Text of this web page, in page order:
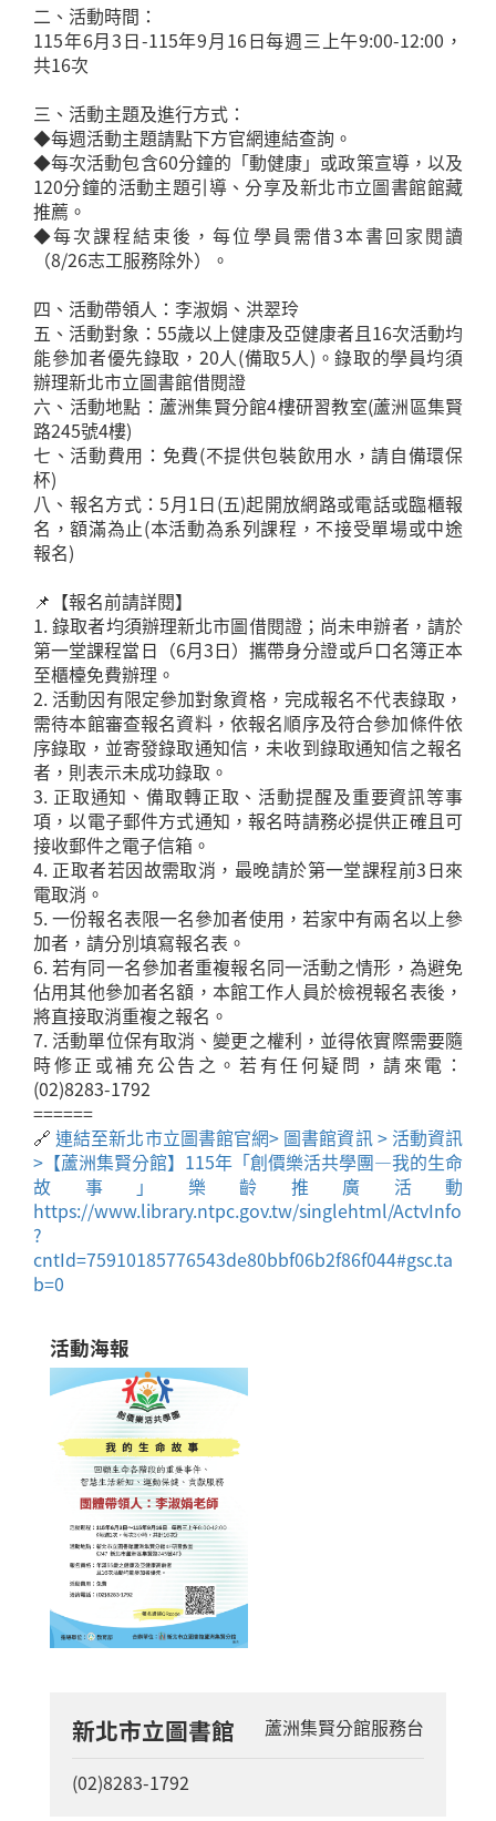
二、活動時間：
115年6月3日-115年9月16日每週三上午9:00-12:00，
共16次
三、活動主題及進行方式：
◆每週活動主題請點下方官網連結查詢。
◆每次活動包含60分鐘的「動健康」或政策宣導，以及
120分鐘的活動主題引導、分享及新北市立圖書館館藏
推薦。
◆每次課程結束後，每位學員需借3本書回家閱讀
（8/26志工服務除外）。
四、活動帶領人：李淑娟、洪翠玲
五、活動對象：55歲以上健康及亞健康者且16次活動均
能參加者優先錄取，20人(備取5人)。錄取的學員均須
辦理新北市立圖書館借閱證
六、活動地點：蘆洲集賢分館4樓研習教室(蘆洲區集賢
路245號4樓)
七、活動費用：免費(不提供包裝飲用水，請自備環保
杯)
八、報名方式：5月1日(五)起開放網路或電話或臨櫃報
名，額滿為止(本活動為系列課程，不接受單場或中途
報名)
📌【報名前請詳閱】
1. 錄取者均須辦理新北市圖借閱證；尚未申辦者，請於
第一堂課程當日（6月3日）攜帶身分證或戶口名簿正本
至櫃檯免費辦理。
2. 活動因有限定參加對象資格，完成報名不代表錄取，
需待本館審查報名資料，依報名順序及符合參加條件依
序錄取，並寄發錄取通知信，未收到錄取通知信之報名
者，則表示未成功錄取。
3. 正取通知、備取轉正取、活動提醒及重要資訊等事
項，以電子郵件方式通知，報名時請務必提供正確且可
接收郵件之電子信箱。
4. 正取者若因故需取消，最晚請於第一堂課程前3日來
電取消。
5. 一份報名表限一名參加者使用，若家中有兩名以上參
加者，請分別填寫報名表。
6. 若有同一名參加者重複報名同一活動之情形，為避免
佔用其他參加者名額，本館工作人員於檢視報名表後，
將直接取消重複之報名。
7. 活動單位保有取消、變更之權利，並得依實際需要隨
時修正或補充公告之。若有任何疑問，請來電：
(02)8283-1792
======
🔗連結至新北市立圖書館官網> 圖書館資訊 > 活動資訊
>【蘆洲集賢分館】115年「創價樂活共學團—我的生命
故事」樂齡推廣活動
https://www.library.ntpc.gov.tw/singlehtml/ActvInfo
?
cntId=75910185776543de80bbf06b2f86f044#gsc.ta
b=0
活動海報
新北市立圖書館 蘆洲集賢分館服務台
(02)8283-1792